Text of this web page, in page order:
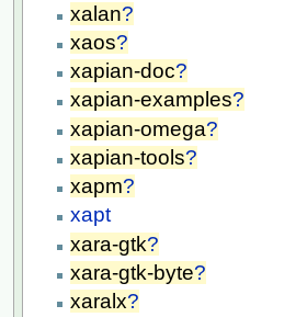
xalan?
xaos?
xapian-doc?
xapian-examples?
xapian-omega?
xapian-tools?
xapm?
xapt
xara-gtk?
xara-gtk-byte?
xaralx?